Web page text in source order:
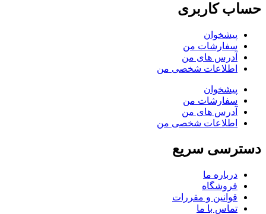
حساب کاربری
پیشخوان
سفارشات من
آدرس های من
اطلاعات شخصی من
پیشخوان
سفارشات من
آدرس های من
اطلاعات شخصی من
دسترسی سریع
درباره ما
فروشگاه
قوانین و مقررات
تماس با ما